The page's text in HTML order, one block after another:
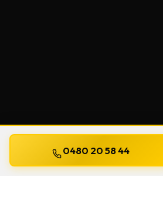
0480 20 58 44